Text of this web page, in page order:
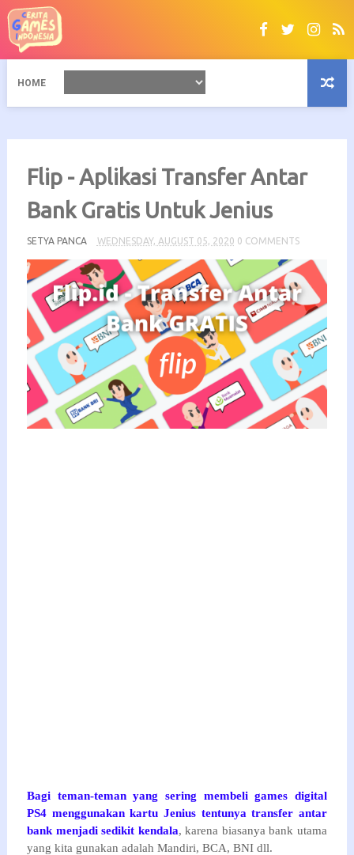
HOME
Flip - Aplikasi Transfer Antar
Bank Gratis Untuk Jenius
SETYA PANCA WEDNESDAY, AUGUST 05, 2020 0 COMMENTS
Bagi teman-teman yang sering membeli games digital
PS4 menggunakan kartu Jenius tentunya transfer antar
bank menjadi sedikit kendala, karena biasanya bank utama
yang kita gunakan adalah Mandiri, BCA, BNI dll.